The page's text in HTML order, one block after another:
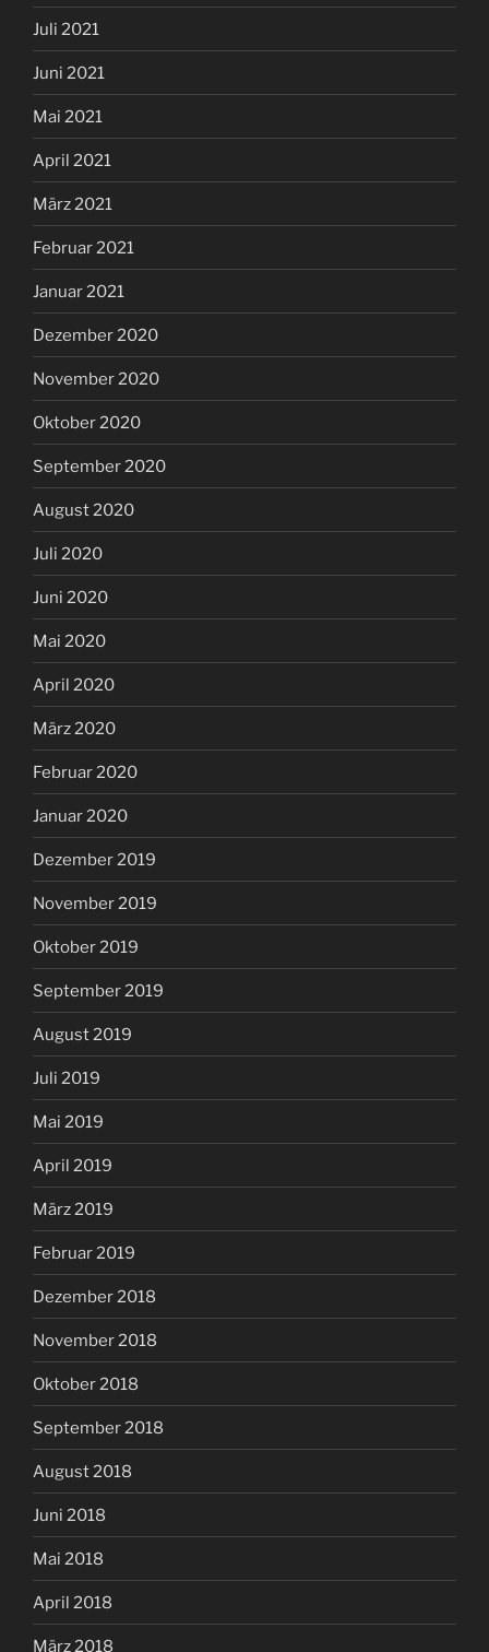
Juli 2021
Juni 2021
Mai 2021
April 2021
März 2021
Februar 2021
Januar 2021
Dezember 2020
November 2020
Oktober 2020
September 2020
August 2020
Juli 2020
Juni 2020
Mai 2020
April 2020
März 2020
Februar 2020
Januar 2020
Dezember 2019
November 2019
Oktober 2019
September 2019
August 2019
Juli 2019
Mai 2019
April 2019
März 2019
Februar 2019
Dezember 2018
November 2018
Oktober 2018
September 2018
August 2018
Juni 2018
Mai 2018
April 2018
März 2018